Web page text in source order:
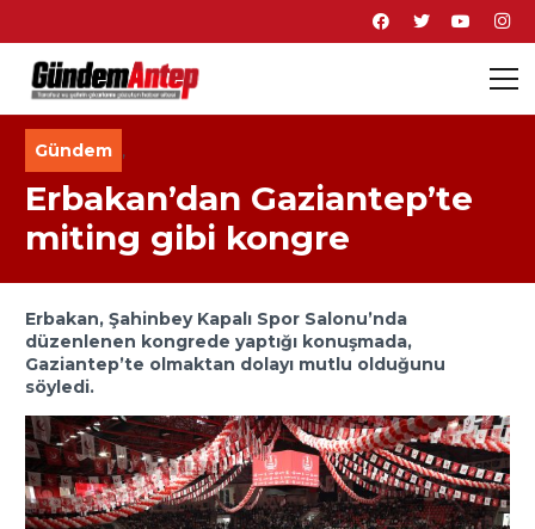
Gündem ,
Erbakan’dan Gaziantep’te
miting gibi kongre
Erbakan, Şahinbey Kapalı Spor Salonu’nda
düzenlenen kongrede yaptığı konuşmada,
Gaziantep’te olmaktan dolayı mutlu olduğunu
söyledi.